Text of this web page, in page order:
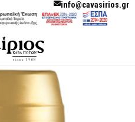
info@cavasirios.gr